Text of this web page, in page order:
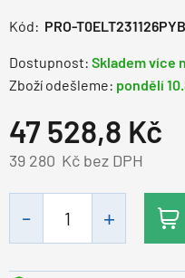
Kód: PRO-
Dostupnost: Skladem více
Zboží odešleme: pondělí
47 528,8 Kč
Kč bez DPH
39 280